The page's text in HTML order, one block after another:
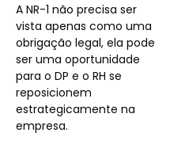
A NR-1 não precisa ser
vista apenas como uma
obrigação legal, ela pode
ser uma oportunidade
para o DP e o RH se
reposicionem
estrategicamente na
empresa.